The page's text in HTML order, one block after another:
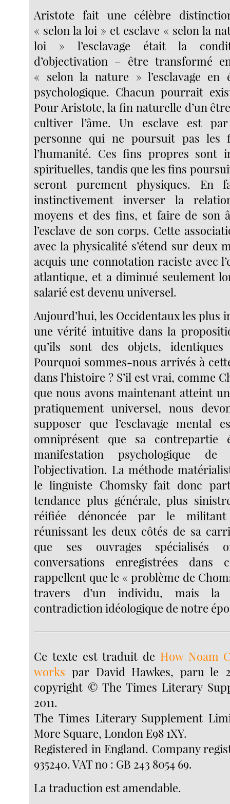
Aristote fait une célèbre
« selon la loi » et esclave « selon la
loi » l’esclavage était la
d’objectivation – être transformé
« selon la nature » l’esclavage en
psychologique. Chacun pourrait
Pour Aristote, la fin naturelle d’un
cultiver l’âme. Un esclave est
personne qui ne poursuit pas les
l’humanité. Ces fins propres sont
spirituelles, tandis que les fins
seront purement physiques. En
instinctivement inverser la
moyens et des fins, et faire de son
l’esclave de son corps. Cette
avec la physicalité s’étend sur deux
acquis une connotation raciste avec
atlantique, et a diminué seulement
salarié est devenu universel.
Aujourd’hui, les Occidentaux les
une vérité intuitive dans la
qu’ils sont des objets,
Pourquoi sommes-nous arrivés à
dans l’histoire ? S’il est vrai, comme
que nous avons maintenant atteint un
pratiquement universel, nous
supposer que l’esclavage mental
omniprésent que sa contrepartie
manifestation psychologique de
l’objectivation. La méthode
le linguiste Chomsky fait donc
tendance plus générale, plus
réifiée dénoncée par le
réunissant les deux côtés de sa
que ses ouvrages spécialisés
conversations enregistrées dans
rappellent que le « problème de
travers d’un individu, mais la
contradiction idéologique de notre
Ce texte est traduit de How Noam
works par David Hawkes, paru le
copyright © The Times Literary
2011.
The Times Literary Supplement
More Square, London E98 1XY.
Registered in England. Company
935240. VAT no : GB 243 8054 69.
La traduction est amendable.